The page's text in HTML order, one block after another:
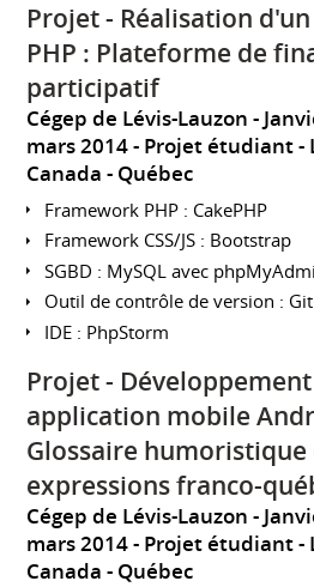
Projet - Réalisation
PHP : Plateforme de
participatif
Cégep de Lévis-Lauzon
mars 2014 Projet étudiant
Canada - Québec
Framework PHP : CakePHP
Framework CSS/JS : Bootstrap
SGBD : MySQL avec
Outil de contrôle de version : Git
IDE : PhpStorm
Projet -
application mobile
Glossaire humoristique
expressions franco-
Cégep de Lévis-Lauzon
mars 2014 Projet étudiant
Canada - Québec